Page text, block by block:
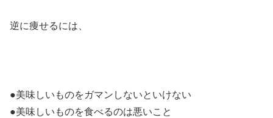
逆に痩せるには、
●美味しいものをガマンしないといけない
●美味しいものを食べるのは悪いこと